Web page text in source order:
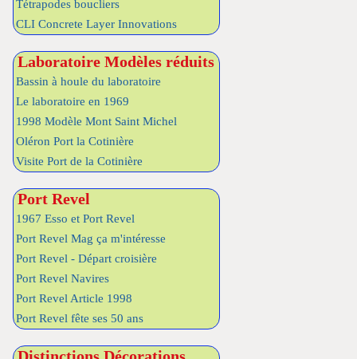
Tétrapodes boucliers
CLI Concrete Layer Innovations
Laboratoire Modèles réduits
Bassin à houle du laboratoire
Le laboratoire en 1969
1998 Modèle Mont Saint Michel
Oléron Port la Cotinière
Visite Port de la Cotinière
Port Revel
1967 Esso et Port Revel
Port Revel Mag ça m'intéresse
Port Revel - Départ croisière
Port Revel Navires
Port Revel Article 1998
Port Revel fête ses 50 ans